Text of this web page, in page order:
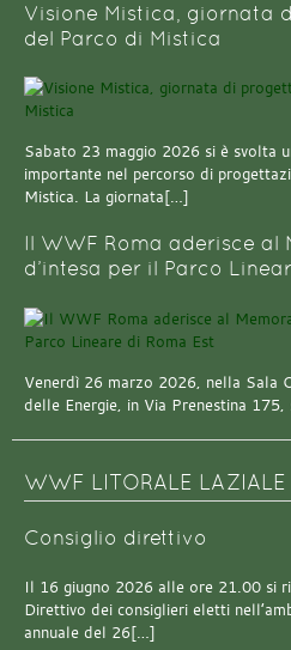
Visione Mistica, giornata
del Parco di Mistica
Sabato 23 maggio 2026 si è svolta
importante nel percorso di
Mistica. La giornata[…]
Il WWF Roma aderisce al
d’intesa per il Parco
Venerdì 26 marzo 2026, nella Sala
delle Energie, in Via Prenestina
WWF LITORALE LAZIALE
Consiglio direttivo
Il 16 giugno 2026 alle ore 21.00 si
Direttivo dei consiglieri eletti
annuale del 26[…]